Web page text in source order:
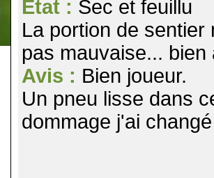
Etat : Sec et feuillu
La portion de
pas mauvaise...
Avis : Bien joueur.
Un pneu lisse dans
dommage j'ai